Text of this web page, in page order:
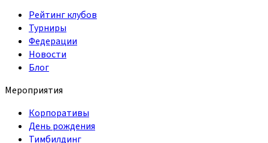
Рейтинг клубов
Турниры
Федерации
Новости
Блог
Мероприятия
Корпоративы
День рождения
Тимбилдинг